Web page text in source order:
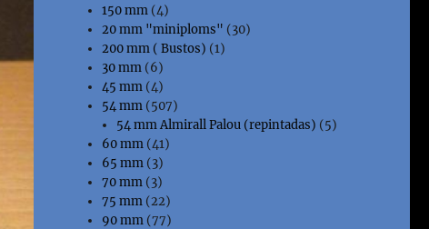
150 mm (4)
20 mm "miniploms" (30)
200 mm ( Bustos) (1)
30 mm (6)
45 mm (4)
54 mm (507)
54 mm Almirall Palou (repintadas) (5)
60 mm (41)
65 mm (3)
70 mm (3)
75 mm (22)
90 mm (77)